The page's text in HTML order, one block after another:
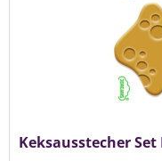
Keksausstecher Set